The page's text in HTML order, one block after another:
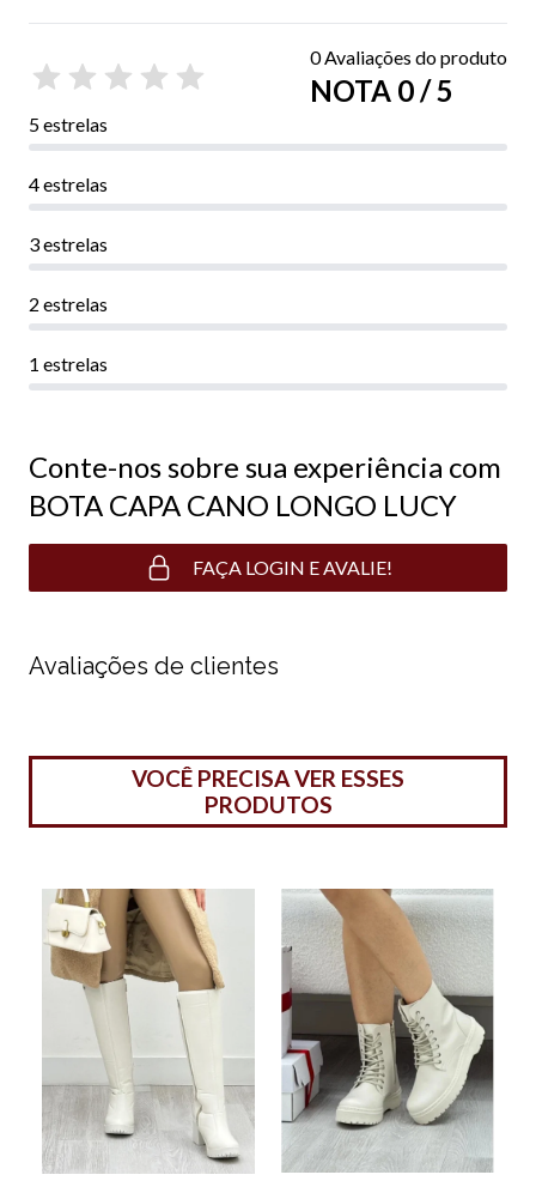
0 Avaliações do produto
NOTA 0 / 5
5 estrelas
4 estrelas
3 estrelas
2 estrelas
1 estrelas
Conte-nos sobre sua experiência com
BOTA CAPA CANO LONGO LUCY
FAÇA LOGIN E AVALIE!
Avaliações de clientes
VOCÊ PRECISA VER ESSES
PRODUTOS